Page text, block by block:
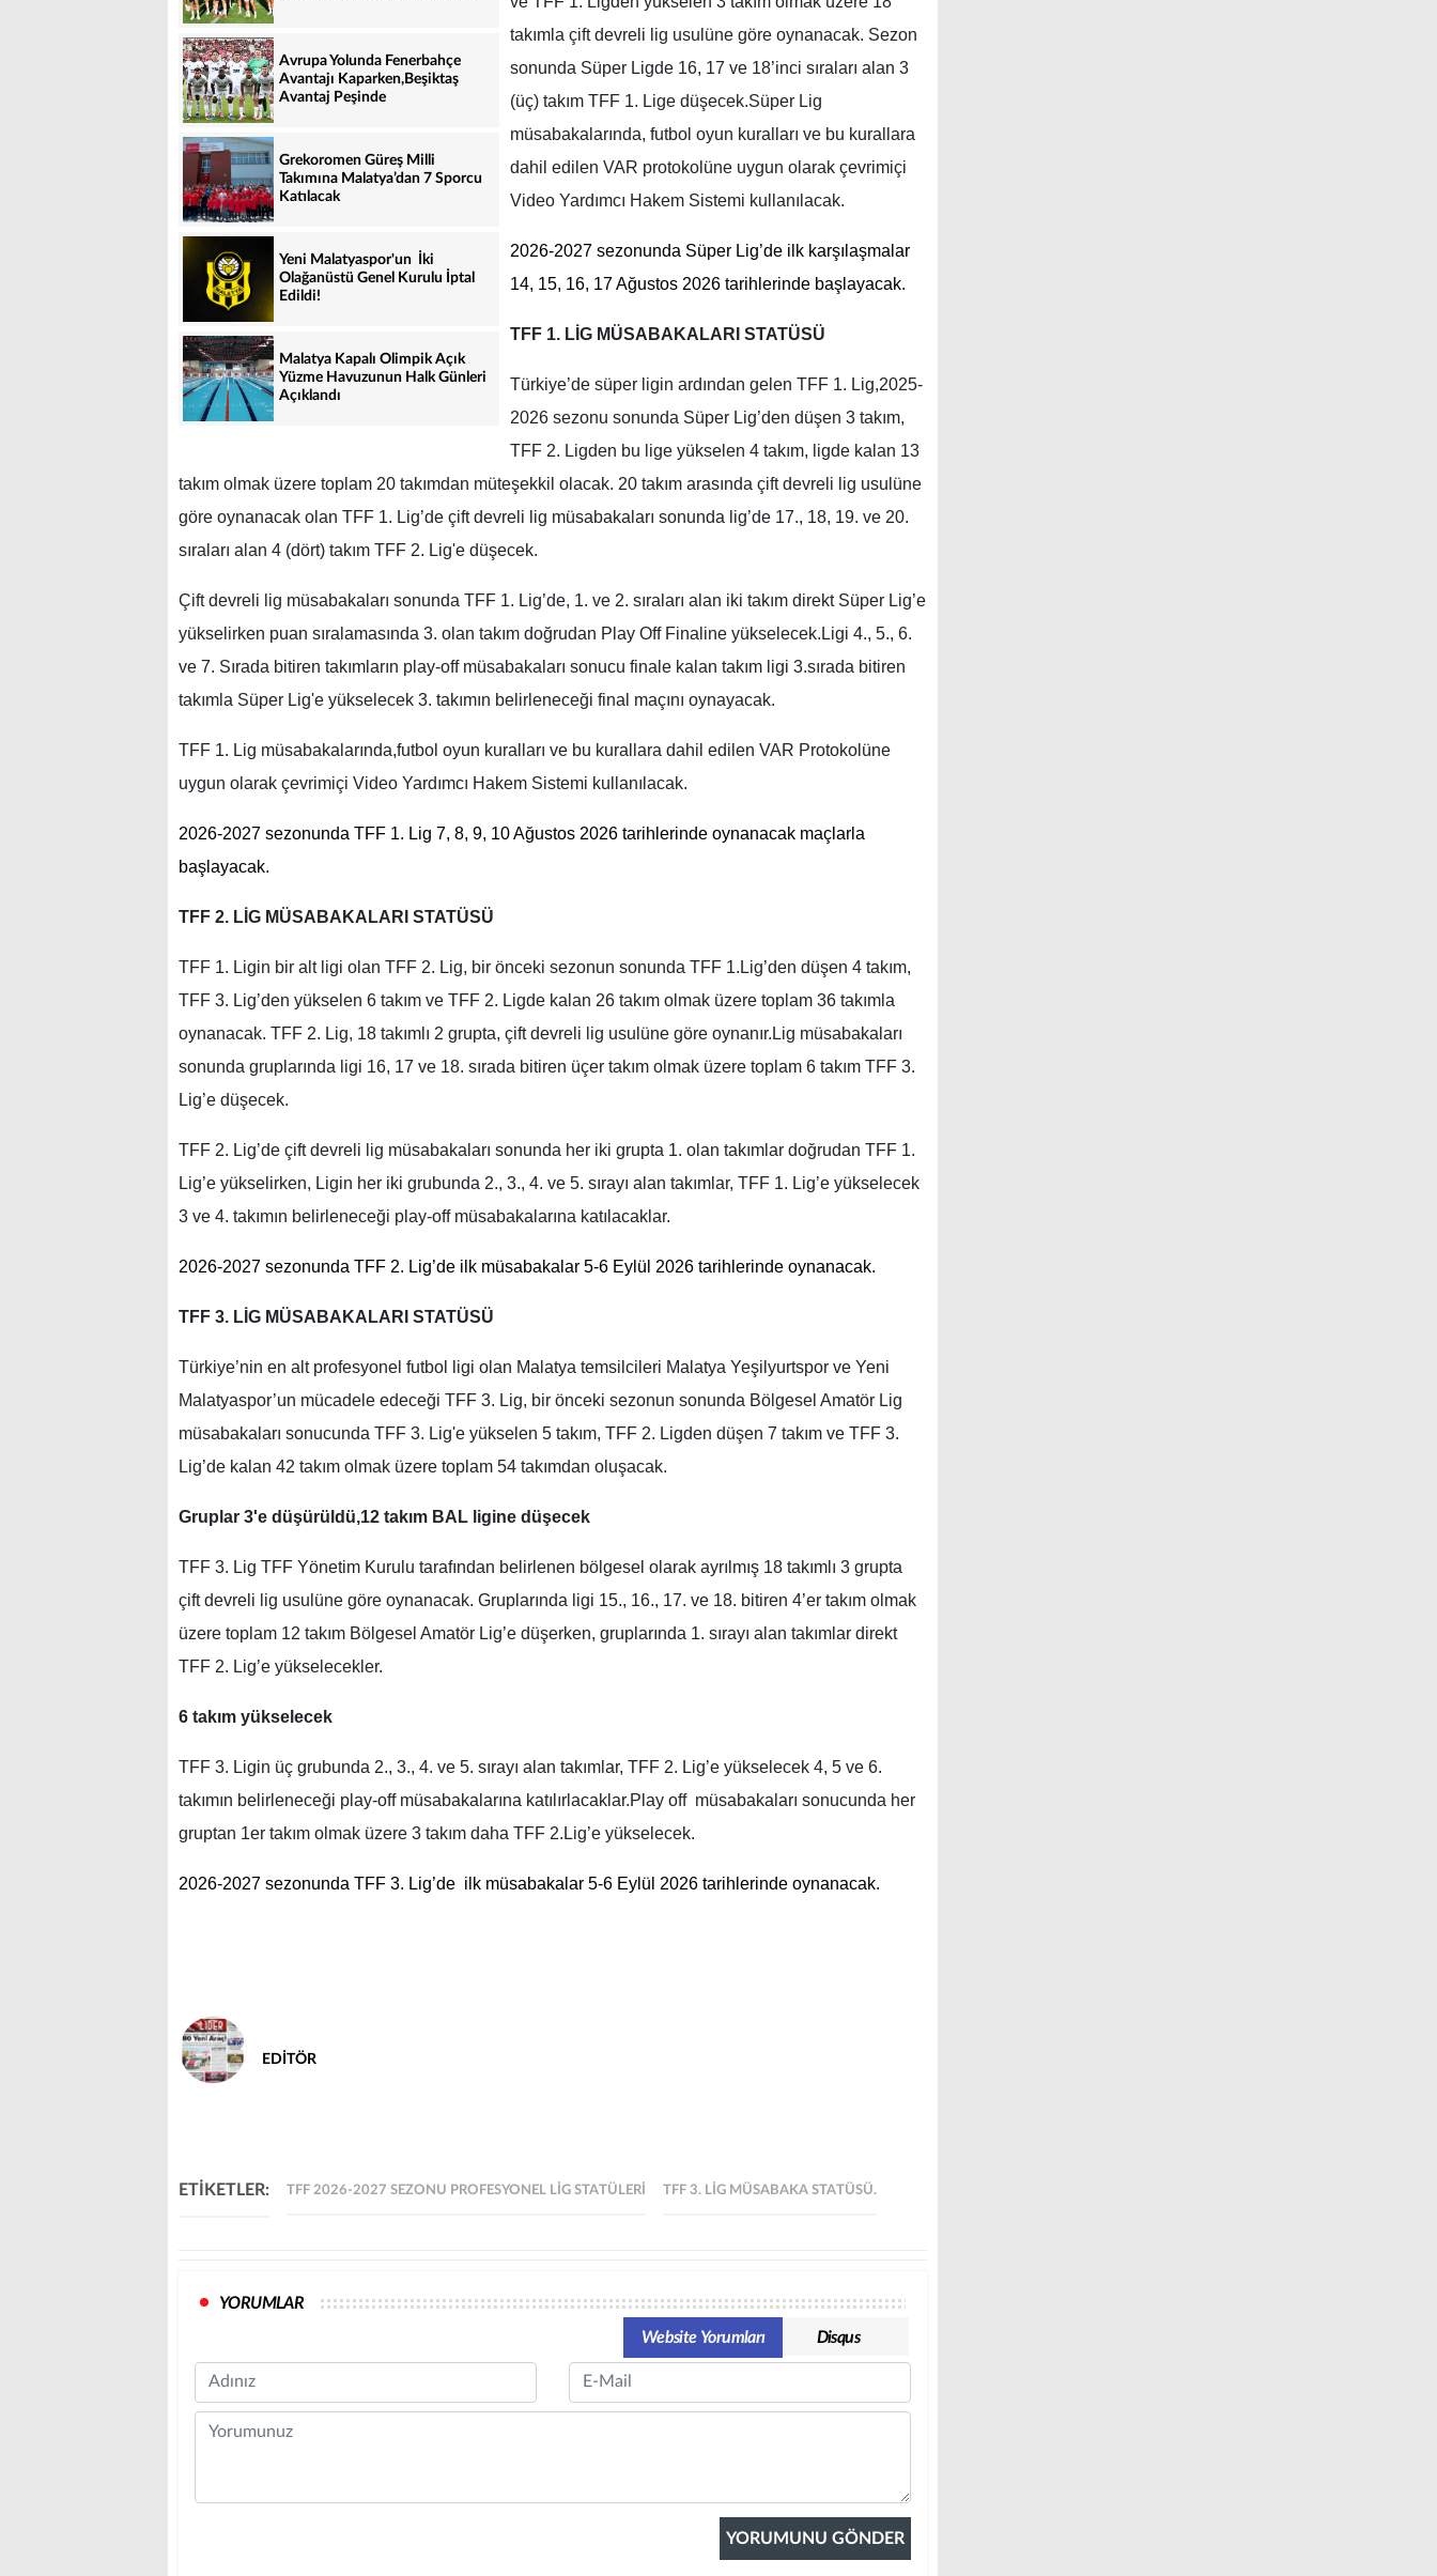
Avrupa Yolunda Fenerbahçe
Avantajı Kaparken,Beşiktaş
Avantaj Peşinde
Grekoromen Güreş Milli
Takımına Malatya’dan 7 Sporcu
Katılacak
Yeni Malatyaspor'un İki
Olağanüstü Genel Kurulu İptal
Edildi!
Malatya Kapalı Olimpik Açık
Yüzme Havuzunun Halk Günleri
Açıklandı
takımla çift devreli lig usulüne göre oynanacak. Sezon
sonunda Süper Ligde 16, 17 ve 18’inci sıraları alan 3
(üç) takım TFF 1. Lige düşecek.Süper Lig
müsabakalarında, futbol oyun kuralları ve bu kurallara
dahil edilen VAR protokolüne uygun olarak çevrimiçi
Video Yardımcı Hakem Sistemi kullanılacak.
2026-2027 sezonunda Süper Lig’de ilk karşılaşmalar
14, 15, 16, 17 Ağustos 2026 tarihlerinde başlayacak.
TFF 1. LİG MÜSABAKALARI STATÜSÜ
Türkiye’de süper ligin ardından gelen TFF 1. Lig,2025-
2026 sezonu sonunda Süper Lig’den düşen 3 takım,
TFF 2. Ligden bu lige yükselen 4 takım, ligde kalan 13
takım olmak üzere toplam 20 takımdan müteşekkil olacak. 20 takım arasında çift devreli lig usulüne
göre oynanacak olan TFF 1. Lig’de çift devreli lig müsabakaları sonunda lig’de 17., 18, 19. ve 20.
sıraları alan 4 (dört) takım TFF 2. Lig'e düşecek.
Çift devreli lig müsabakaları sonunda TFF 1. Lig’de, 1. ve 2. sıraları alan iki takım direkt Süper Lig’e
yükselirken puan sıralamasında 3. olan takım doğrudan Play Off Finaline yükselecek.Ligi 4., 5., 6.
ve 7. Sırada bitiren takımların play-off müsabakaları sonucu finale kalan takım ligi 3.sırada bitiren
takımla Süper Lig'e yükselecek 3. takımın belirleneceği final maçını oynayacak.
TFF 1. Lig müsabakalarında,futbol oyun kuralları ve bu kurallara dahil edilen VAR Protokolüne
uygun olarak çevrimiçi Video Yardımcı Hakem Sistemi kullanılacak.
2026-2027 sezonunda TFF 1. Lig 7, 8, 9, 10 Ağustos 2026 tarihlerinde oynanacak maçlarla
başlayacak.
TFF 2. LİG MÜSABAKALARI STATÜSÜ
TFF 1. Ligin bir alt ligi olan TFF 2. Lig, bir önceki sezonun sonunda TFF 1.Lig’den düşen 4 takım,
TFF 3. Lig’den yükselen 6 takım ve TFF 2. Ligde kalan 26 takım olmak üzere toplam 36 takımla
oynanacak. TFF 2. Lig, 18 takımlı 2 grupta, çift devreli lig usulüne göre oynanır.Lig müsabakaları
sonunda gruplarında ligi 16, 17 ve 18. sırada bitiren üçer takım olmak üzere toplam 6 takım TFF 3.
Lig’e düşecek.
TFF 2. Lig’de çift devreli lig müsabakaları sonunda her iki grupta 1. olan takımlar doğrudan TFF 1.
Lig’e yükselirken, Ligin her iki grubunda 2., 3., 4. ve 5. sırayı alan takımlar, TFF 1. Lig’e yükselecek
3 ve 4. takımın belirleneceği play-off müsabakalarına katılacaklar.
2026-2027 sezonunda TFF 2. Lig’de ilk müsabakalar 5-6 Eylül 2026 tarihlerinde oynanacak.
TFF 3. LİG MÜSABAKALARI STATÜSÜ
Türkiye’nin en alt profesyonel futbol ligi olan Malatya temsilcileri Malatya Yeşilyurtspor ve Yeni
Malatyaspor’un mücadele edeceği TFF 3. Lig, bir önceki sezonun sonunda Bölgesel Amatör Lig
müsabakaları sonucunda TFF 3. Lig'e yükselen 5 takım, TFF 2. Ligden düşen 7 takım ve TFF 3.
Lig’de kalan 42 takım olmak üzere toplam 54 takımdan oluşacak.
Gruplar 3'e düşürüldü,12 takım BAL ligine düşecek
TFF 3. Lig TFF Yönetim Kurulu tarafından belirlenen bölgesel olarak ayrılmış 18 takımlı 3 grupta
çift devreli lig usulüne göre oynanacak. Gruplarında ligi 15., 16., 17. ve 18. bitiren 4’er takım olmak
üzere toplam 12 takım Bölgesel Amatör Lig’e düşerken, gruplarında 1. sırayı alan takımlar direkt
TFF 2. Lig’e yükselecekler.
6 takım yükselecek
TFF 3. Ligin üç grubunda 2., 3., 4. ve 5. sırayı alan takımlar, TFF 2. Lig’e yükselecek 4, 5 ve 6.
takımın belirleneceği play-off müsabakalarına katılırlacaklar.Play off müsabakaları sonucunda her
gruptan 1er takım olmak üzere 3 takım daha TFF 2.Lig’e yükselecek.
2026-2027 sezonunda TFF 3. Lig’de ilk müsabakalar 5-6 Eylül 2026 tarihlerinde oynanacak.
EDİTÖR
ETİKETLER: TFF 2026-2027 SEZONU PROFESYONEL LIG STATÜLERI TFF 3. LİG MÜSABAKA STATÜSÜ.
YORUMLAR
Website Yorumları
Disqus
Name Email
Comment